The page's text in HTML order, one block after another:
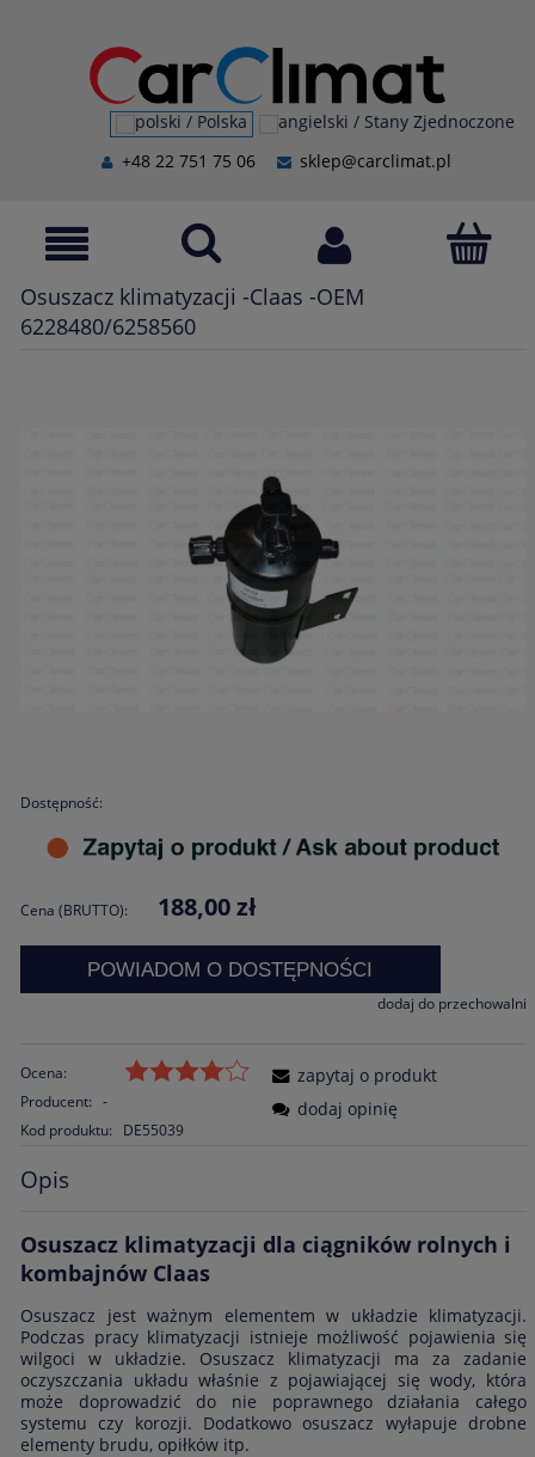
+48 22 751 75 06 sklep@carclimat.pl
Osuszacz klimatyzacji -Claas -OEM
6228480/6258560
Dostępność:
Cena (BRUTTO): 188,00 zł
POWIADOM O DOSTĘPNOŚCI
dodaj do przechowalni
Ocena:
Producent: -
Kod produktu:
DE55039
zapytaj o produkt
dodaj opinię
Opis
Osuszacz klimatyzacji dla ciągników rolnych i
kombajnów Claas
Osuszacz jest ważnym elementem w układzie klimatyzacji.
Podczas pracy klimatyzacji istnieje możliwość pojawienia się
wilgoci w układzie. Osuszacz klimatyzacji ma za zadanie
oczyszczania układu właśnie z pojawiającej się wody, która
może doprowadzić do nie poprawnego działania całego
systemu czy korozji. Dodatkowo osuszacz wyłapuje drobne
elementy brudu, opiłków itp.